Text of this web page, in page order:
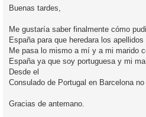
s
e
Buenas tardes,
Me gustaría saber finalmente cómo
España para que heredara los apellidos
Me pasa lo mismo a mí y a mi marido
España ya que soy portuguesa y mi
Desde el
Consulado de Portugal en Barcelona
Gracias de antemano.